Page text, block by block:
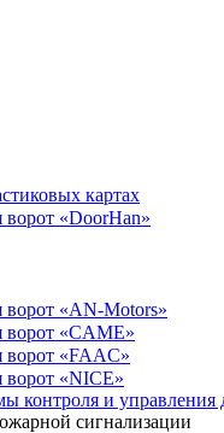
картах
«DoorHan»
«AN-Motors»
ворот «CAME»
ворот «FAAC»
ворот «NICE»
контроля и управления
сигнализации